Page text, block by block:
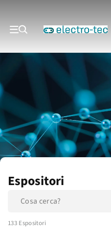
Espositori
133 Espositori